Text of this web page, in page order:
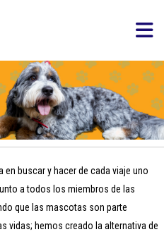
buscar y hacer de cada viaje uno
a todos los miembros de las
que las mascotas son parte
vidas; hemos creado la alternativa de